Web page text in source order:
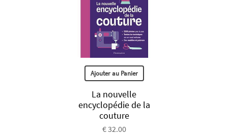
Ajouter au Panier
La nouvelle
encyclopédie de la
couture
€ 32.00